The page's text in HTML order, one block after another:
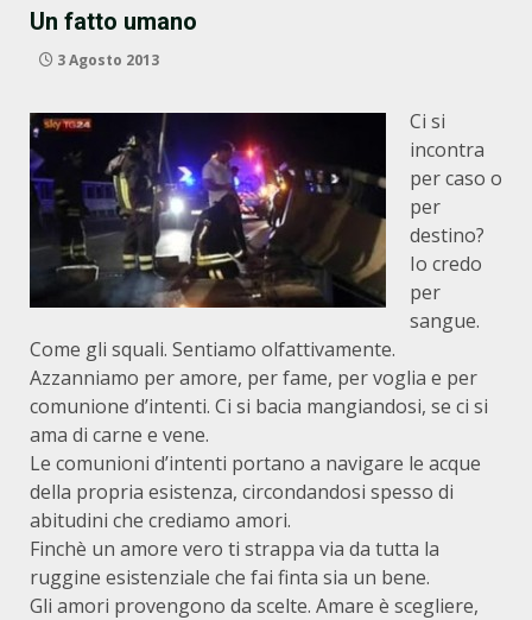
Un fatto umano
3 Agosto 2013
Ci si
incontra
per caso o
per
destino?
Io credo
per
sangue.
Come gli squali. Sentiamo olfattivamente.
Azzanniamo per amore, per fame, per voglia e per
comunione d’intenti. Ci si bacia mangiandosi, se ci si
ama di carne e vene.
Le comunioni d’intenti portano a navigare le acque
della propria esistenza, circondandosi spesso di
abitudini che crediamo amori.
Finchè un amore vero ti strappa via da tutta la
ruggine esistenziale che fai finta sia un bene.
Gli amori provengono da scelte. Amare è scegliere,